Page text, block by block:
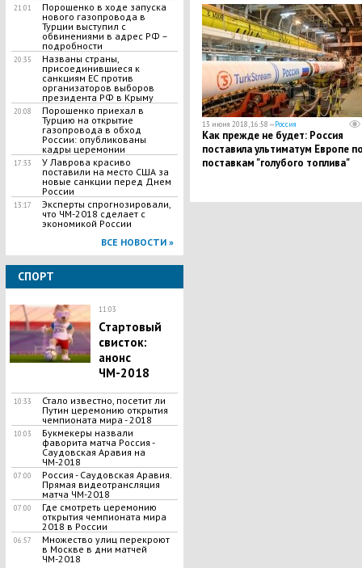
21:01
Порошенко в ходе запуска
нового газопровода в
Турции выступил с
обвинениями в адрес РФ –
подробности
20:35
Названы страны,
присоединившиеся к
санкциям ЕС против
организаторов выборов
президента РФ в Крыму
20:08
Порошенко приехал в
Турцию на открытие
газопровода в обход
России: опубликованы
кадры церемонии
17:33
У Лаврова красиво
поставили на место США за
новые санкции перед Днем
России
13:17
Эксперты спрогнозировали,
что ЧМ-2018 сделает с
экономикой России
ВСЕ НОВОСТИ »
СПОРТ
11:03
Стартовый
свисток:
анонс
ЧМ-2018
10:33
Стало известно, посетит ли
Путин церемонию открытия
чемпионата мира - 2018
10:03
Букмекеры назвали
фаворита матча Россия -
Саудовская Аравия на
ЧМ-2018
07:00
Россия - Саудовская Аравия.
Прямая видеотрансляция
матча ЧМ-2018
07:00
Где смотреть церемонию
открытия чемпионата мира
2018 в России
06:57
Множество улиц перекроют
в Москве в дни матчей
ЧМ-2018
13 июня 2018, 16:58 —Россия
Как прежде не будет: Россия
поставила ультиматум Европе
поставкам "голубого топлива"